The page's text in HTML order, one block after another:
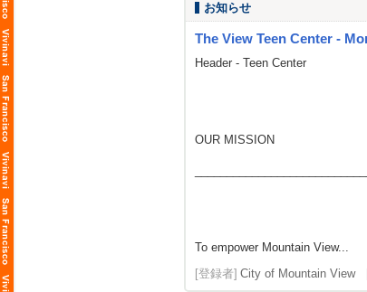
お知らせ
The View Teen Center -
Header - Teen Center
OUR MISSION
To empower Mountain View...
[登録者] City of Mountain View